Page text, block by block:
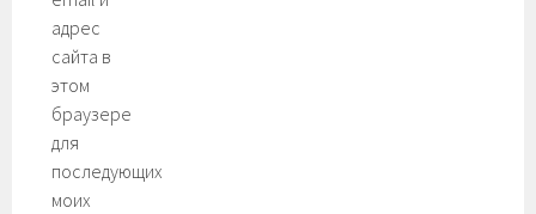
адрес
сайта в
этом
браузере
для
последующих
моих